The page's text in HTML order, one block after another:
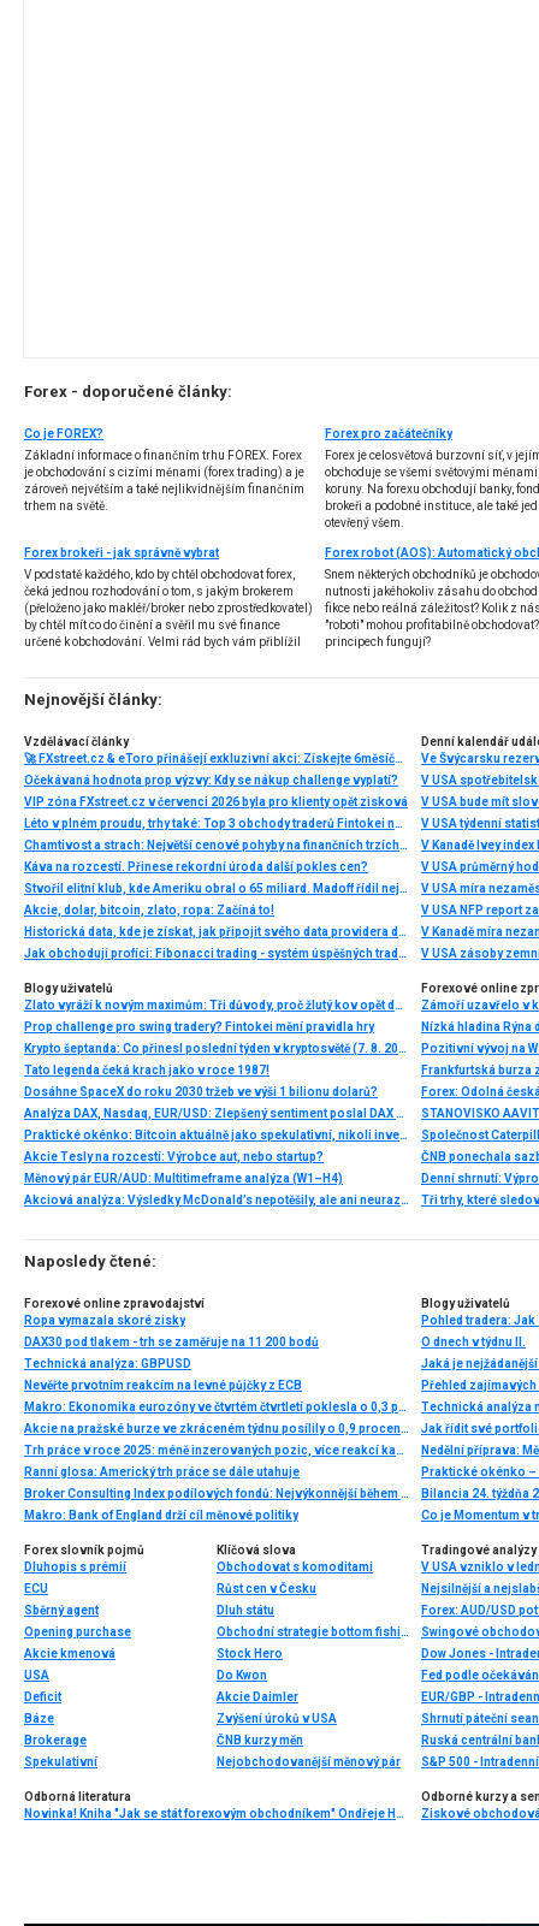
Forex - doporučené články:
Co je FOREX?
Základní informace o finančním trhu FOREX. Forex
je obchodování s cizími měnami (forex trading) a je
zároveň největším a také nejlikvidnějším finančním
trhem na světě.
Forex pro začátečníky
Forex je celosvětová burzovní síť, v
obchoduje se všemi světovými
koruny. Na forexu obchodují banky,
brokeři a podobné instituce, ale také
otevřený všem.
Forex brokeři - jak správně vybrat
V podstatě každého, kdo by chtěl obchodovat forex,
čeká jednou rozhodování o tom, s jakým brokerem
(přeloženo jako makléř/broker nebo zprostředkovatel)
by chtěl mít co do činění a svěřil mu své finance
určené k obchodování. Velmi rád bych vám přiblížil
několik příkladů nejznámějších z nich.
Snem některých obchodníků je
nutnosti jakéhokoliv zásahu do
fikce nebo reálná záležitost? Kolik z
"roboti" mohou profitabilně
principech fungují?
Nejnovější články:
Vzdělávací články
🚀 FXstreet.cz & eToro přinášejí exkluzivní akci: Získejte 6měsíční členství ve VIP zóně ZDARMA
Očekávaná hodnota prop výzvy: Kdy se nákup challenge vyplatí?
VIP zóna FXstreet.cz v červenci 2026 byla pro klienty opět zisková
Léto v plném proudu, trhy také: Top 3 obchody traderů Fintokei na indexech a zlatě
Chamtivost a strach: Největší cenové pohyby na finančních trzích (červenec 2026)
Káva na rozcestí. Přinese rekordní úroda další pokles cen?
Stvořil elitní klub, kde Ameriku obral o 65 miliard. Madoff řídil největší Ponzi dějin
Akcie, dolar, bitcoin, zlato, ropa: Začíná to!
Historická data, kde je získat, jak připojit svého data providera do MultiCharts a proč je budeme potřebovat? (4. díl)
Jak obchodují profíci: Fibonacci trading - systém úspěšných traderů
Denní kalendář
Ve Švýcarsku
V USA
V USA bude mít
V USA týdenní
V Kanadě Ivey index
V USA průměrný
V USA míra
V USA NFP report
V Kanadě míra
V USA zásoby
Blogy uživatelů
Zlato vyráží k novým maximům: Tři důvody, proč žlutý kov opět dominuje
Prop challenge pro swing tradery? Fintokei mění pravidla hry
Krypto šeptanda: Co přinesl poslední týden v kryptosvětě (7. 8. 2026)
Tato legenda čeká krach jako v roce 1987!
Dosáhne SpaceX do roku 2030 tržeb ve výši 1 bilionu dolarů?
Analýza DAX, Nasdaq, EUR/USD: Zlepšený sentiment poslal DAX na nová maxima
Praktické okénko: Bitcoin aktuálně jako spekulativní, nikoli investiční aktivum
Akcie Tesly na rozcestí: Výrobce aut, nebo startup?
Měnový pár EUR/AUD: Multitimeframe analýza (W1–H4)
Akciová analýza: Výsledky McDonald’s nepotěšily, ale ani neurazily. Jakou vizi společnost prezentovala?
Forexové online
Nízká hladina
Pozitivní vývoj na
Frankfurtská burza
Denní shrnutí:
Tři trhy, které
Naposledy čtené:
Forexové online zpravodajství
Ropa vymazala skoré zisky
DAX30 pod tlakem - trh se zaměřuje na 11 200 bodů
Technická analýza: GBPUSD
Nevěřte prvotním reakcím na levné půjčky z ECB
Makro: Ekonomika eurozóny ve čtvrtém čtvrtletí poklesla o 0,3 pct, zpřesněný odhad
Akcie na pražské burze ve zkráceném týdnu posílily o 0,9 procenta
Trh práce v roce 2025: méně inzerovaných pozic, více reakcí kandidátů a růst nabízených mezd
Ranní glosa: Americký trh práce se dále utahuje
Broker Consulting Index podílových fondů: Nejvýkonnější během října akciové fondy
Makro: Bank of England drží cíl měnové politiky
Blogy uživatelů
Pohled tradera:
O dnech v týdnu II.
Jaká je
Přehled
Technická analýza
Jak řídit své
Nedělní příprava:
Bilancia 24. týždňa
Co je Momentum v
Forex slovník pojmů
Dluhopis s prémií
ECU
Sběrný agent
Opening purchase
Akcie kmenová
USA
Deficit
Báze
Brokerage
Spekulativní
Klíčová slova
Obchodovat s komoditami
Růst cen v Česku
Dluh státu
Obchodní strategie bottom fishing
Stock Hero
Do Kwon
Akcie Daimler
Zvýšení úroků v USA
ČNB kurzy měn
Nejobchodovanější měnový pár
Tradingové analýzy
V USA vzniklo v
Nejsilnější a
Forex: AUD/USD
Swingové
Dow Jones -
Fed podle
EUR/GBP -
Ruská centrální
S&P 500 -
Odborná literatura
Novinka! Kniha "Jak se stát forexovým obchodníkem" Ondřeje Hartmana vychází ve druhém a výrazně rozšířeném vydání!
Odborné kurzy a